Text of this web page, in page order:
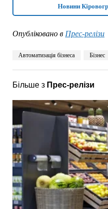
Новини
Опубліковано в Прес-релізи
Автоматизація бізнеса Бізнес
Більше з Прес-релізи